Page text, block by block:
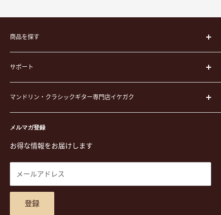
商品を探す
楽器
楽器ケース
弦
ピック
演奏用品
ステーショナリー&アクセサリー
楽譜
DVD
チケット
楽器レンタル
サポート
運営会社
イケガクについて
お買い物ガイド
特定商取引法に基づく表示
プライバシーポリシー
商品検索
お問合せ
アクセスマップ
メルマガ登録
お得な情報をお届けします
メールアドレス
登録
マンドリン・クラシックギター専門店イケガク
〒171-0021 東京都豊島区西池袋3-23-5 芦沢ビル2F
TEL. 03-5952-1391 / FAX. 03-5952-1392
営業時間 月-水,金,土 11:00-19:00 / 日,祝 11:00-18:00 (木曜定
休)